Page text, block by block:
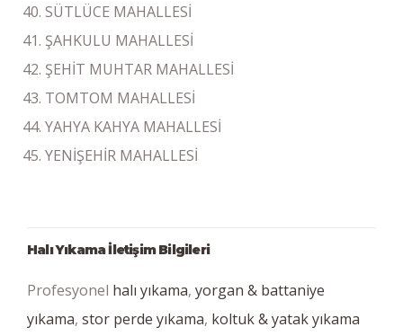
SÜTLÜCE MAHALLESİ
ŞAHKULU MAHALLESİ
ŞEHİT MUHTAR MAHALLESİ
TOMTOM MAHALLESİ
YAHYA KAHYA MAHALLESİ
YENİŞEHİR MAHALLESİ
Halı Yıkama İletişim Bilgileri
Profesyonel halı yıkama, yorgan & battaniye
yıkama, stor perde yıkama, koltuk & yatak yıkama